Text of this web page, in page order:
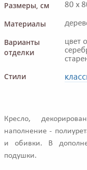
Размеры, см
80 x
Материалы
Варианты
отделки
цвет
Стили
Кресло,
наполнение -
и обивки. В
подушки.